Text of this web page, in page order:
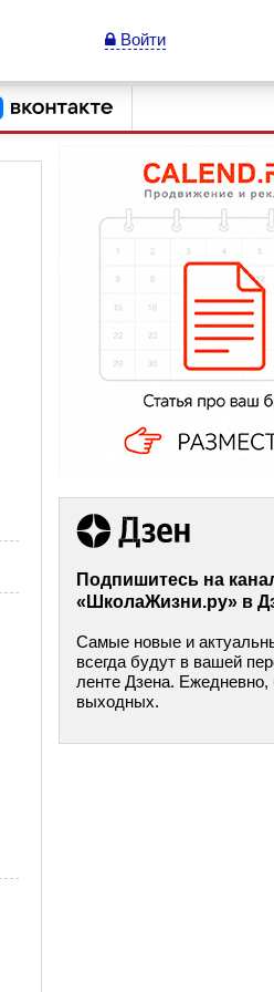
Войти
Подпишитесь на
«ШколаЖизни.ру» в
Самые новые и
всегда будут в вашей
ленте Дзена. Ежедневно,
выходных.